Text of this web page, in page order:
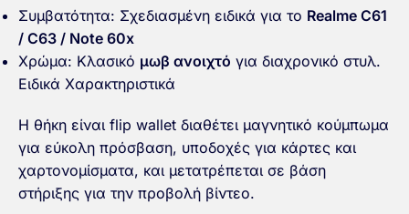
Συμβατότητα: Σχεδιασμένη ειδικά για το Realme C61
/ C63 / Note 60x
Χρώμα: Κλασικό μωβ ανοιχτό για διαχρονικό στυλ.
Ειδικά Χαρακτηριστικά
Η θήκη είναι flip wallet διαθέτει μαγνητικό κούμπωμα
για εύκολη πρόσβαση, υποδοχές για κάρτες και
χαρτονομίσματα, και μετατρέπεται σε βάση
στήριξης για την προβολή βίντεο.